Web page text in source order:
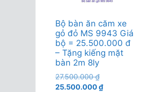
Bộ bàn ăn căm xe
gỏ đỏ MS 9943 Giá
bộ = 25.500.000 đ
– Tặng kiếng mặt
bàn 2m 8ly
27.500.000₫Giá
gốc
25.500.000₫Giá